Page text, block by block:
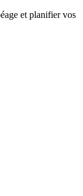
et planifier vos